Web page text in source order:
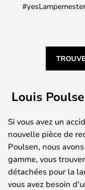
Louis
Si vous avez un
nouvelle pièce de
Poulsen, nous
gamme, vous
détachées pour la
vous avez besoin